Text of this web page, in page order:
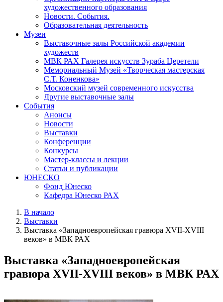
художественного образования
Новости. События.
Образовательная деятельность
Музеи
Выставочные залы Российской академии
художеств
МВК РАХ Галерея искусств Зураба Церетели
Мемориальный Музей «Творческая мастерская
С.Т. Коненкова»
Московский музей современного искусства
Другие выставочные залы
События
Анонсы
Новости
Выставки
Конференции
Конкурсы
Мастер-классы и лекции
Статьи и публикации
ЮНЕСКО
Фонд Юнеско
Кафедра Юнеско РАХ
В начало
Выставки
Выставка «Западноевропейская гравюра XVII-XVIII
веков» в МВК РАХ
Выставка «Западноевропейская
гравюра XVII-XVIII веков» в МВК РАХ